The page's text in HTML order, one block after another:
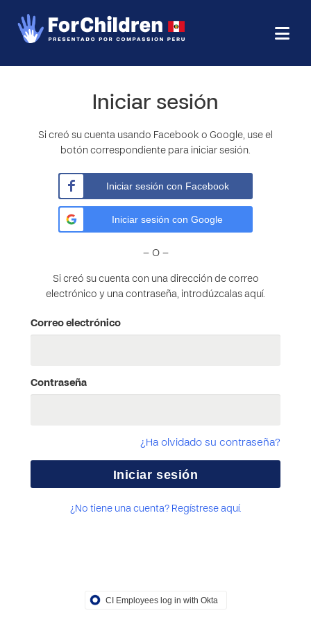
Iniciar sesión
Si creó su cuenta usando Facebook o Google, use el
botón correspondiente para iniciar sesión.
Iniciar sesión con Facebook
Iniciar sesión con Google
– O –
Si creó su cuenta con una dirección de correo
electrónico y una contraseña, introdúzcalas aquí.
Correo electrónico
Contraseña
¿Ha olvidado su contraseña?
¿No tiene una cuenta? Regístrese aquí.
CI Employees log in with Okta